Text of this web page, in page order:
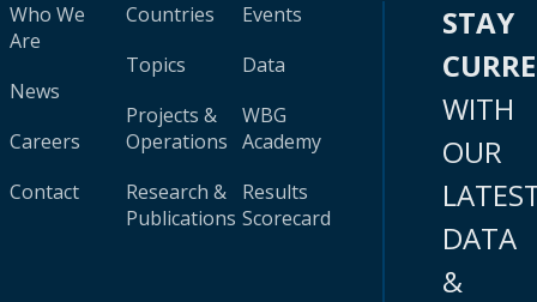
Who We
Are
News
Careers
Contact
Countries
Topics
Projects &
Operations
Research &
Publications
Events
Data
WBG
Academy
Results
Scorecard
STAY
WITH
OUR
DATA
&